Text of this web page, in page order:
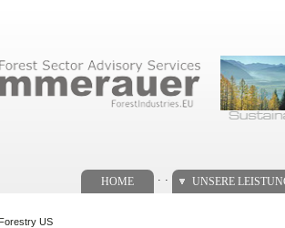
HOME UNSERE
Forestry US